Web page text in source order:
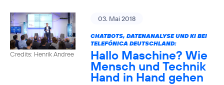
Credits: Henrik Andree
03. Mai 2018
CHATBOTS, DATENANALYSE UND KI BEI
TELEFÓNICA DEUTSCHLAND:
Hallo Maschine? Wie
Mensch und Technik
Hand in Hand gehen